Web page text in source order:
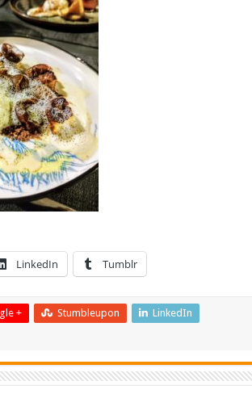
LinkedIn Tumblr
+ Stumbleupon
LinkedIn